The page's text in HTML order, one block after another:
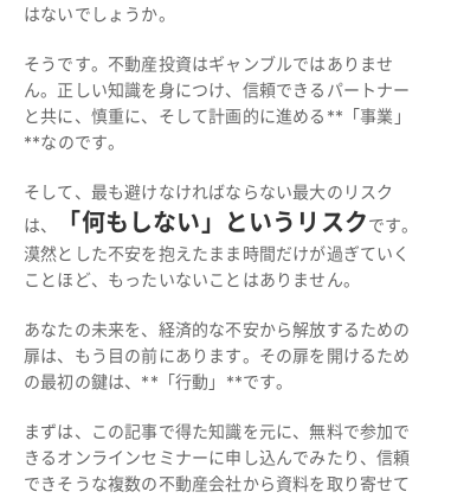
はないでしょうか。
そうです。不動産投資はギャンブルではありませ
ん。正しい知識を身につけ、信頼できるパートナー
と共に、慎重に、そして計画的に進める**「事業」
**なのです。
そして、最も避けなければならない最大のリスク
は、
「何もしない」というリスクです。
漠然とした不安を抱えたまま時間だけが過ぎていく
ことほど、もったいないことはありません。
あなたの未来を、経済的な不安から解放するための
扉は、もう目の前にあります。その扉を開けるため
の最初の鍵は、**「行動」**です。
まずは、この記事で得た知識を元に、無料で参加で
きるオンラインセミナーに申し込んでみたり、信頼
できそうな複数の不動産会社から資料を取り寄せて